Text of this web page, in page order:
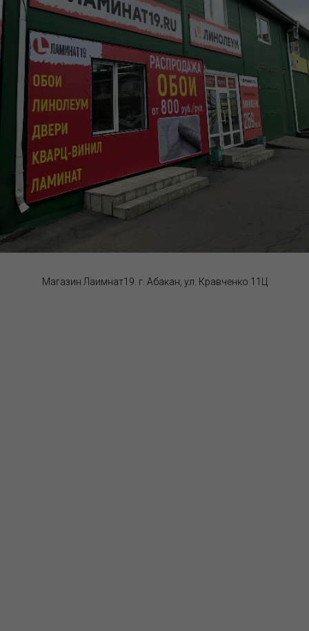
Магазин Лаимнат19. г. Абакан, ул. Кравченко 11Ц